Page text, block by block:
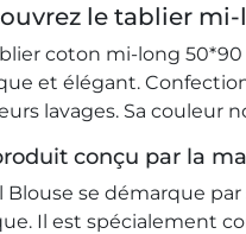
le tablier
coton mi-long
et élégant.
lavages. Sa couleur
conçu par la
Blouse se démarque
Il est spécialement